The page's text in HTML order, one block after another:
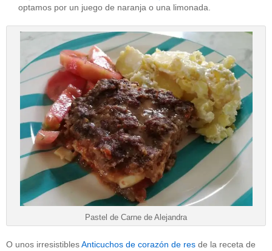
optamos por un juego de naranja o una limonada.
Pastel de Carne de Alejandra
O unos irresistiblesAnticuchos de corazón de res de la receta de